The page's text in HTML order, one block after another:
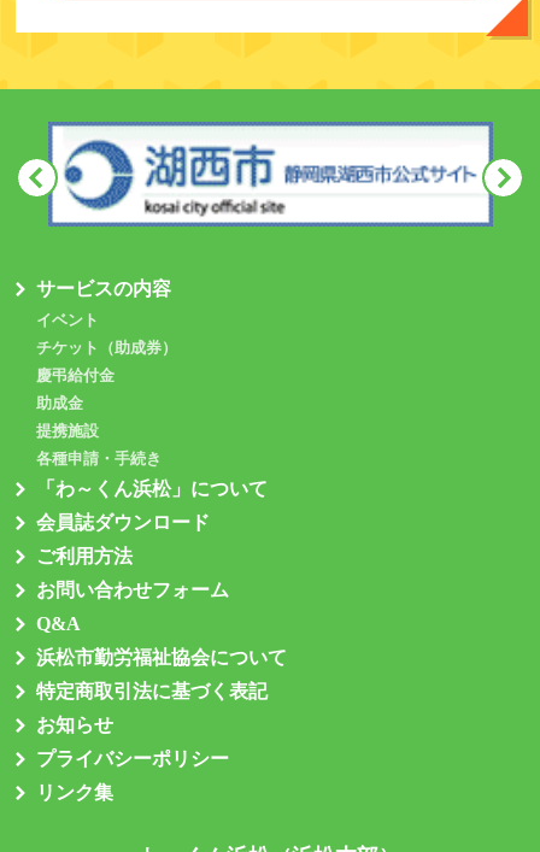
サービスの内容
イベント
チケット（助成券）
慶弔給付金
助成金
提携施設
各種申請・手続き
「わ～くん浜松」について
会員誌ダウンロード
ご利用方法
お問い合わせフォーム
Q&A
浜松市勤労福祉協会について
特定商取引法に基づく表記
お知らせ
プライバシーポリシー
リンク集